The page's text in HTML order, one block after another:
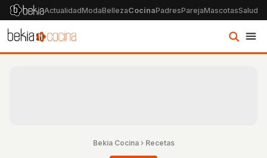
ActualidadModaBellezaCocinaPadresParejaMascotasSalud
Bekia Cocina› Recetas